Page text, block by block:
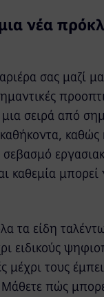
νέα
σας μαζί
σειρά από
καθώς
σεβασμό
καθεμία
τα είδη
ειδικούς
μέχρι τους
πώς